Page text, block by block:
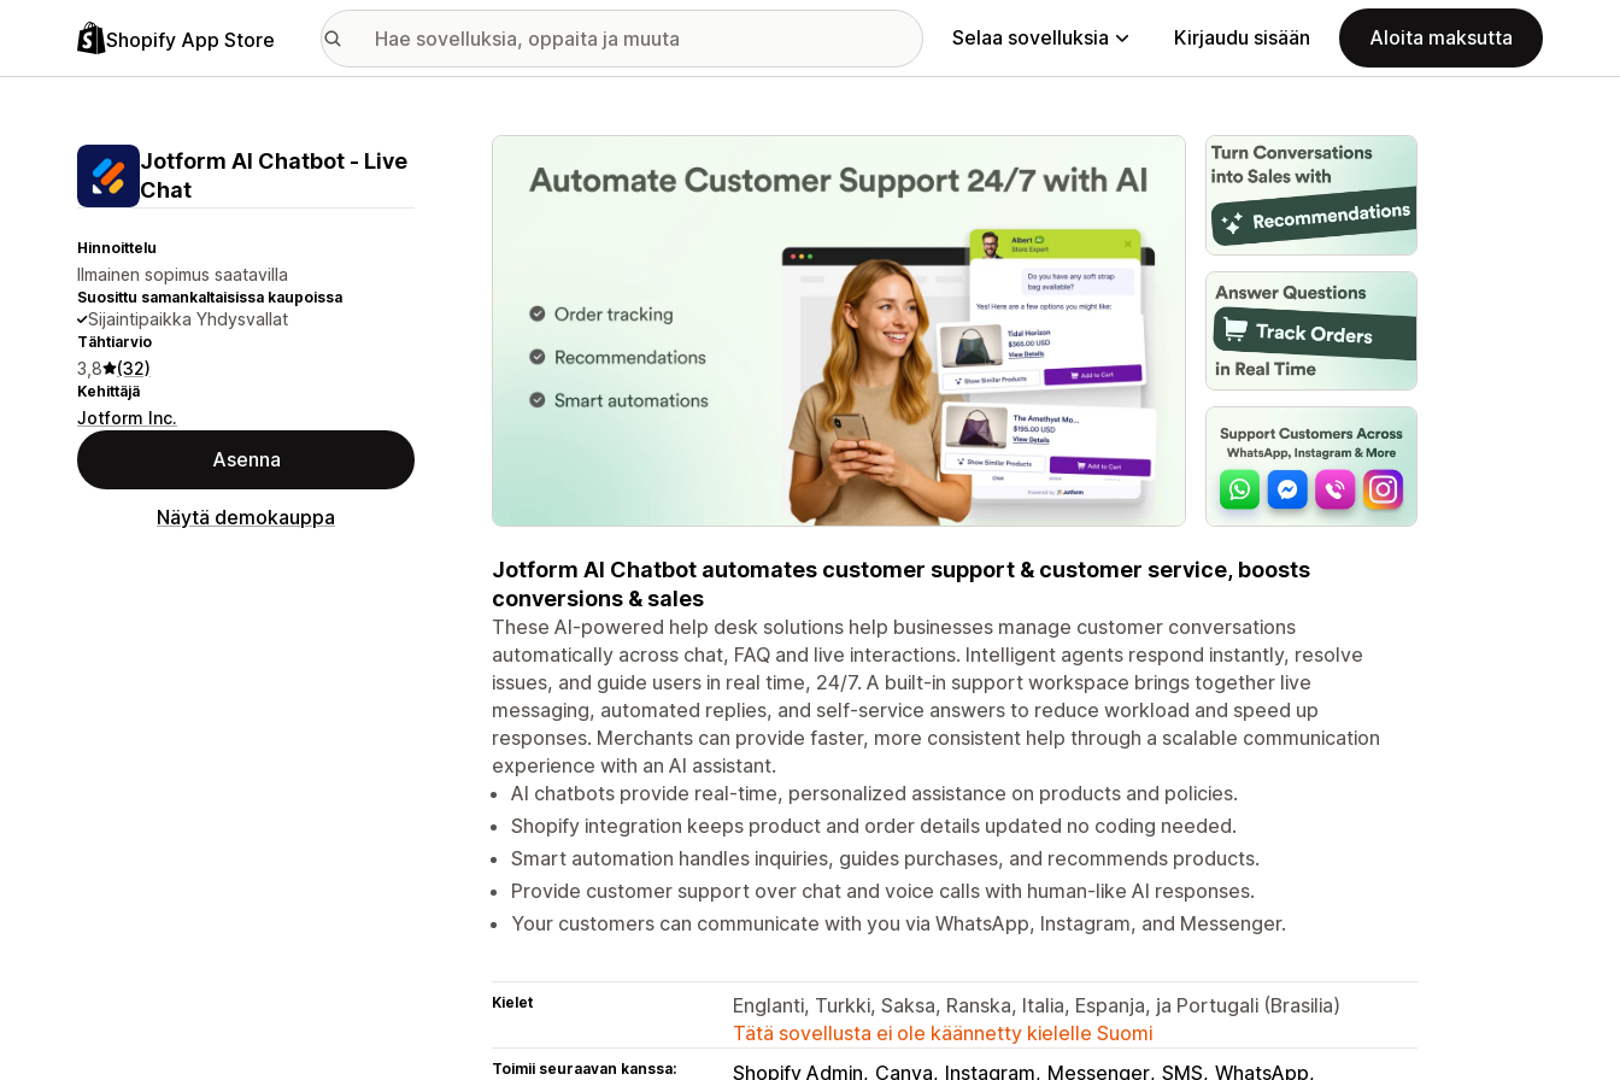
Shopify App Store Selaa sovelluksia Kirjaudu sisään Aloita maksutta
Jotform AI Chatbot ‑ Live
Chat
Hinnoittelu
Ilmainen sopimus saatavilla
Suosittu samankaltaisissa kaupoissa
Sijaintipaikka Yhdysvallat
Tähtiarvio
3,8 (32)
Kehittäjä
Jotform Inc.
Asenna
Näytä demokauppa
Esittelykuvagalleria
Jotform AI Chatbot automates customer support & customer service, boosts
conversions & sales
These AI-powered help desk solutions help businesses manage customer conversations
automatically across chat, FAQ and live interactions. Intelligent agents respond instantly, resolve
issues, and guide users in real time, 24/7. A built-in support workspace brings together live
messaging, automated replies, and self-service answers to reduce workload and speed up
responses. Merchants can provide faster, more consistent help through a scalable communication
experience with an AI assistant.
AI chatbots provide real-time, personalized assistance on products and policies.
Shopify integration keeps product and order details updated no coding needed.
Smart automation handles inquiries, guides purchases, and recommends products.
Provide customer support over chat and voice calls with human-like AI responses.
Your customers can communicate with you via WhatsApp, Instagram, and Messenger.
Kielet
Englanti, Turkki, Saksa, Ranska, Italia, Espanja, ja Portugali (Brasilia)
Tätä sovellusta ei ole käännetty kielelle Suomi
Toimii seuraavan kanssa: Shopify Admin Canva Instagram Messenger SMS WhatsApp